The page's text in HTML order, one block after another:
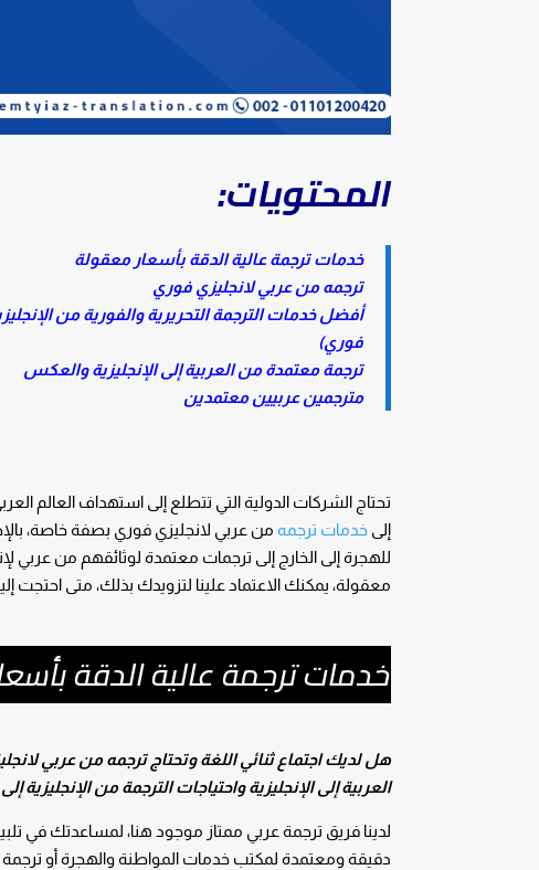
المحتويات:
خدمات ترجمة عالية الدقة بأسعار معقولة
ترجمه من عربي لانجليزي فوري
أفضل خدمات الترجمة التحريرية والفورية من
فوري)
ترجمة معتمدة من العربية إلى الإنجليزية والعكس
مترجمين عربيين معتمدين
تحتاج الشركات الدولية التي تتطلع إلى استهداف العالم
إلىخدمات ترجمه من عربي لانجليزي فوري بصفة خاصة،
للهجرة إلى الخارج إلى ترجمات معتمدة لوثائقهم من
معقولة، يمكنك الاعتماد علينا لتزويدك بذلك، متى احتجت
خدمات ترجمة عالية الدقة
هل لديك اجتماع ثنائي اللغة وتحتاج ترجمه من عربي
العربية إلى الإنجليزية واحتياجات الترجمة من
لدينا فريق ترجمة عربي ممتاز موجود هنا، لمساعدتك في
دقيقة ومعتمدة لمكتب خدمات المواطنة والهجرة أو ترجمة